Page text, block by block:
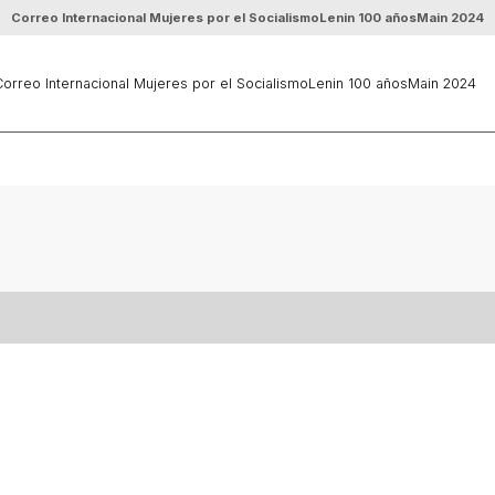
Correo Internacional Mujeres por el SocialismoLenin 100 añosMain 2024
Internacional Mujeres por el SocialismoLenin 100 añosMain 2024